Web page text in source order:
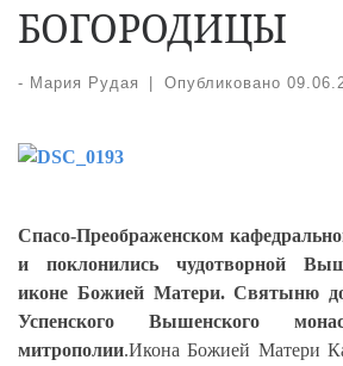
БОГОРОДИЦЫ
- Мария Рудая Опубликовано
Спасо-Преображенском
и поклонились чудотворной
иконе Божией Матери. Святыню
Успенского Вышенского
митрополии.Икона Божией Матери